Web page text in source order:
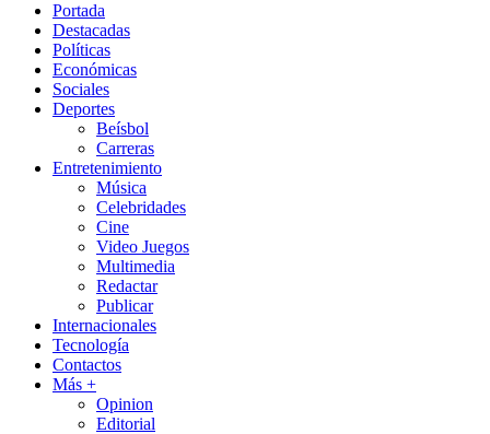
Portada
Destacadas
Políticas
Económicas
Sociales
Deportes
Beísbol
Carreras
Entretenimiento
Música
Celebridades
Cine
Video Juegos
Multimedia
Redactar
Publicar
Internacionales
Tecnología
Contactos
Más +
Opinion
Editorial